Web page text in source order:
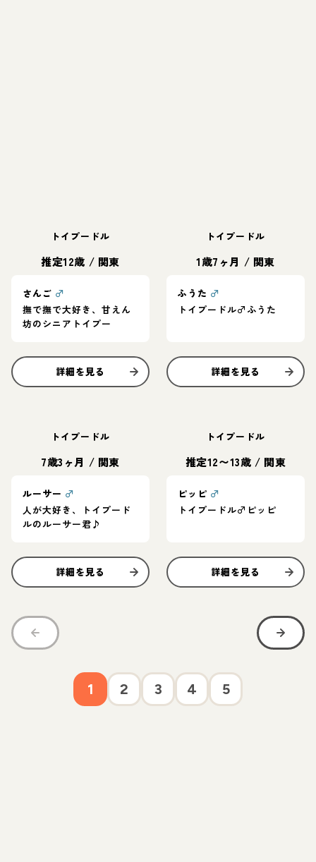
トイプードル
推定12歳 / 関東
さんご ♂
撫で撫で大好き、甘えん
坊のシニアトイプー
詳細を見る
トイプードル
1歳7ヶ月 / 関東
ふうた ♂
トイプードル♂ふうた
詳細を見る
トイプードル
7歳3ヶ月 / 関東
ルーサー ♂
人が大好き、トイプード
ルのルーサー君♪
詳細を見る
トイプードル
推定12〜13歳 / 関東
ピッピ ♂
トイプードル♂ピッピ
詳細を見る
1 2 3 4 5